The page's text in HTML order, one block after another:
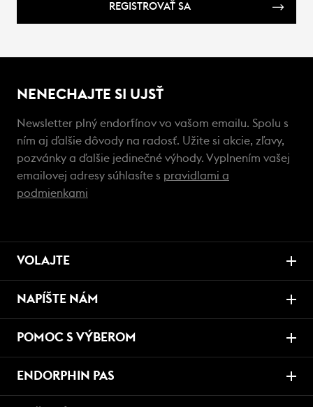
REGISTROVAŤ SA
NENECHAJTE SI UJSŤ
Newsletter plný endorfínov vo vašom emailu. Spolu s
ním aj ďalšie dôvody na radosť. Užite si akcie, zľavy,
pozvánky a ďalšie jedinečné výhody. Vyplnením vašej
emailovej adresy súhlasíte s pravidlami a
podmienkami
VOLAJTE
NAPÍŠTE NÁM
POMOC S VÝBEROM
ENDORPHIN PAS